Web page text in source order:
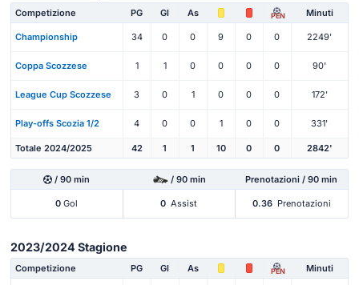
Competizione PG Gl As PEN Minuti
Championship 34 0 0 9 0 0 2249'
Coppa Scozzese 1 1 0 0 0 0 90'
League Cup Scozzese 3 0 1 0 0 0 172'
Play-offs Scozia 1/2 4 0 0 1 0 0 331'
Totale 2024/2025 42 1 1 10 0 0 2842'
/ 90 min / 90 min Prenotazioni / 90 min
0 Gol 0 Assist 0.36 Prenotazioni
2023/2024 Stagione
Competizione PG Gl As PEN Minuti